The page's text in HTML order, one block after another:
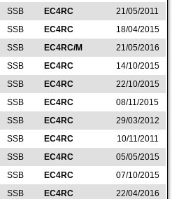
SSB EC4RC
21/05/2011
SSB EC4RC
18/04/2015
SSB EC4RC/M
21/05/2016
SSB EC4RC
14/10/2015
SSB EC4RC
22/10/2015
SSB EC4RC
08/11/2015
SSB EC4RC
29/03/2012
SSB EC4RC
10/11/2011
SSB EC4RC
05/05/2015
SSB EC4RC
07/10/2015
SSB EC4RC
22/04/2016